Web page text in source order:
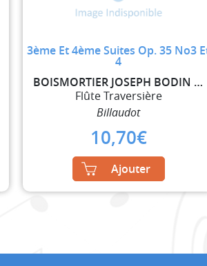
3ème Et 4ème Suites Op. 35 No3
4
BOISMORTIER JOSEPH BODIN DE
Flûte Traversière
Billaudot
10,70€
Ajouter